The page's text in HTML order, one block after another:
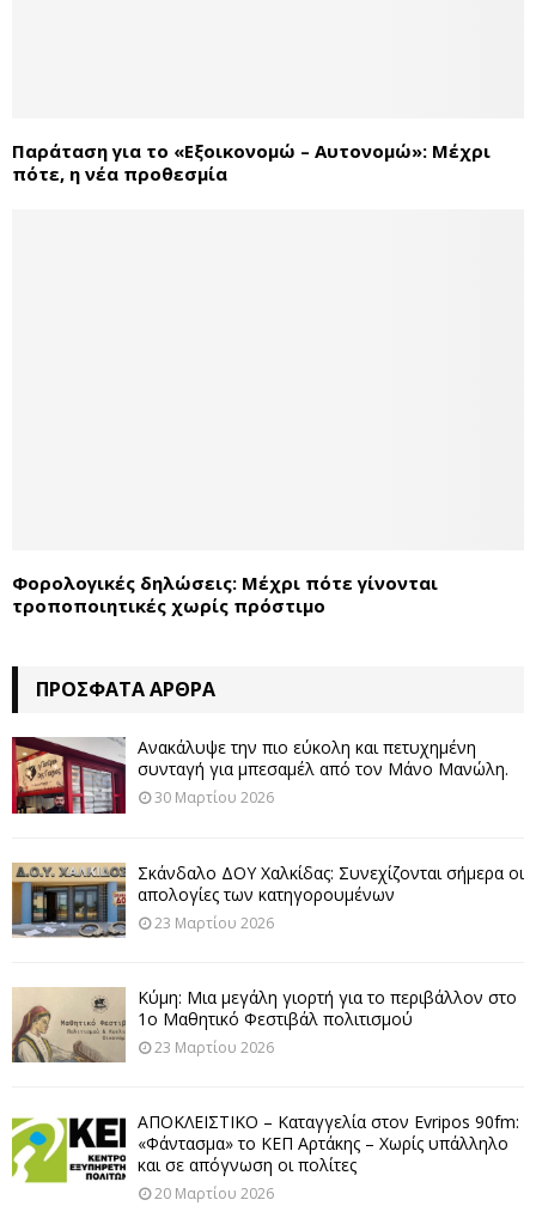
Παράταση για το «Εξοικονομώ – Αυτονομώ»: Μέχρι
πότε, η νέα προθεσμία
Φορολογικές δηλώσεις: Μέχρι πότε γίνονται
τροποποιητικές χωρίς πρόστιμο
ΠΡΌΣΦΑΤΑ ΆΡΘΡΑ
Ανακάλυψε την πιο εύκολη και πετυχημένη
συνταγή για μπεσαμέλ από τον Μάνο Μανώλη.
30 Μαρτίου 2026
Σκάνδαλο ΔΟΥ Χαλκίδας: Συνεχίζονται σήμερα οι
απολογίες των κατηγορουμένων
23 Μαρτίου 2026
Κύμη: Μια μεγάλη γιορτή για το περιβάλλον στο
1ο Μαθητικό Φεστιβάλ πολιτισμού
23 Μαρτίου 2026
ΑΠΟΚΛΕΙΣΤΙΚΟ – Καταγγελία στον Evripos 90fm:
«Φάντασμα» το ΚΕΠ Αρτάκης – Χωρίς υπάλληλο
και σε απόγνωση οι πολίτες
20 Μαρτίου 2026